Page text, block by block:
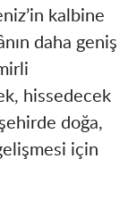
kalbine
daha geniş
hissedecek
doğa,
için